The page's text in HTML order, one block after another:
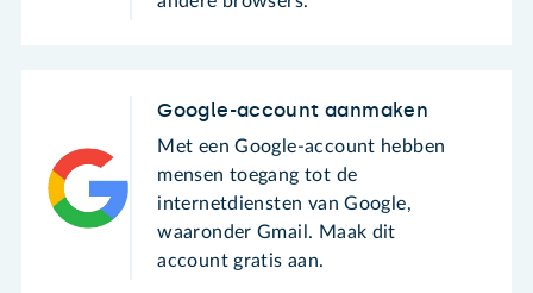
Google-account aanmaken
Met een Google-account hebben
mensen toegang tot de
internetdiensten van Google,
waaronder Gmail. Maak dit
account gratis aan.